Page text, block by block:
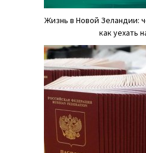
Жизнь в Новой Зеландии:
как уехать